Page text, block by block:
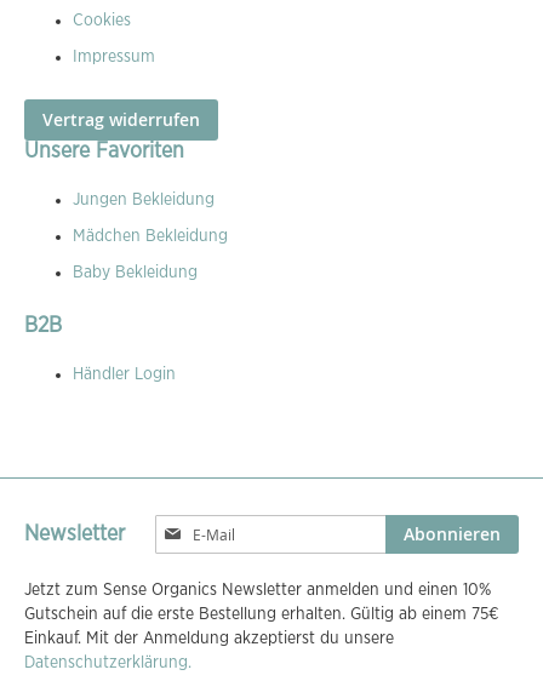
Cookies
Impressum
Vertrag widerrufen
Unsere Favoriten
Jungen Bekleidung
Mädchen Bekleidung
Baby Bekleidung
B2B
Händler Login
Newsletter
Melden
Sie
für
unseren
Newsletter
an:
Abonnieren
Jetzt zum Sense Organics Newsletter anmelden und einen 10%
Gutschein auf die erste Bestellung erhalten. Gültig ab einem 75€
Einkauf. Mit der Anmeldung akzeptierst du unsere
Datenschutzerklärung.